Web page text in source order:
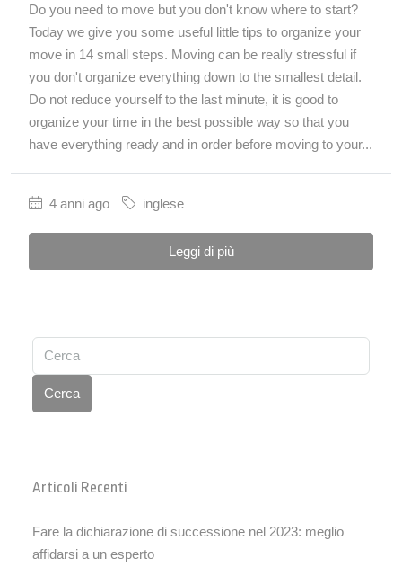
Do you need to move but you don't know where to start?
Today we give you some useful little tips to organize your
move in 14 small steps. Moving can be really stressful if
you don't organize everything down to the smallest detail.
Do not reduce yourself to the last minute, it is good to
organize your time in the best possible way so that you
have everything ready and in order before moving to your...
4 anni ago inglese
Leggi di più
Cerca
Articoli Recenti
Fare la dichiarazione di successione nel 2023: meglio
affidarsi a un esperto